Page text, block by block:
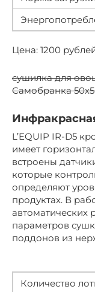
Цена: 1200
сушилка для
Самобранка
L’EQUIP IR-D5
имеет
встроены
которые
определяют
продуктах. В
автоматических
параметров
поддонов из
Количество